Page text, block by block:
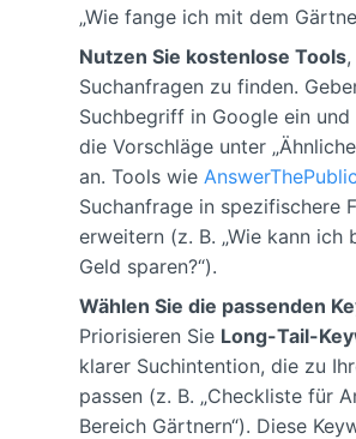
„Wie fange ich mit dem
Nutzen Sie kostenlose Tools,
Suchanfragen zu finden.
Suchbegriff in Google ein und
die Vorschläge unter
an. Tools wie AnswerThePublic
Suchanfrage in spezifischere
erweitern (z. B. „Wie kann ich
Geld sparen?“).
Wählen Sie die passenden
Priorisieren Sie Long-Tail-
klarer Suchintention, die zu
passen (z. B. „Checkliste für
Bereich Gärtnern“). Diese